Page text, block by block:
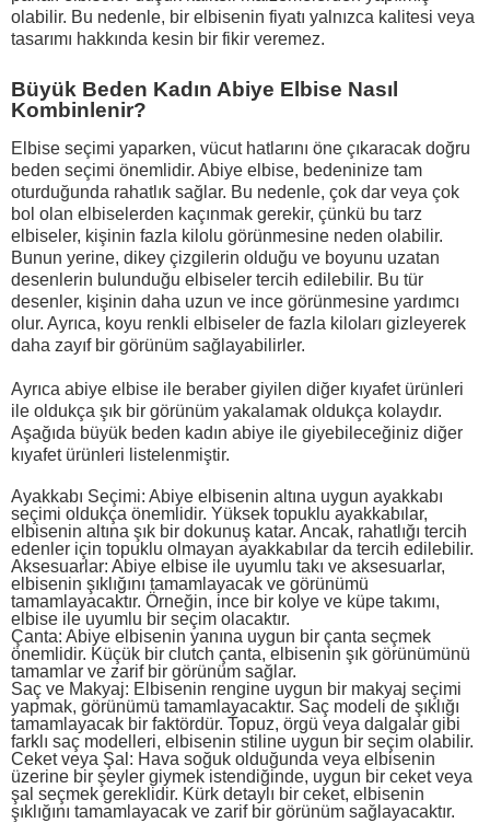
olabilir. Bu nedenle, bir elbisenin fiyatı yalnızca kalitesi veya
tasarımı hakkında kesin bir fikir veremez.
Büyük Beden Kadın Abiye Elbise Nasıl
Kombinlenir?
Elbise seçimi yaparken, vücut hatlarını öne çıkaracak doğru
beden seçimi önemlidir. Abiye elbise, bedeninize tam
oturduğunda rahatlık sağlar. Bu nedenle, çok dar veya çok
bol olan elbiselerden kaçınmak gerekir, çünkü bu tarz
elbiseler, kişinin fazla kilolu görünmesine neden olabilir.
Bunun yerine, dikey çizgilerin olduğu ve boyunu uzatan
desenlerin bulunduğu elbiseler tercih edilebilir. Bu tür
desenler, kişinin daha uzun ve ince görünmesine yardımcı
olur. Ayrıca, koyu renkli elbiseler de fazla kiloları gizleyerek
daha zayıf bir görünüm sağlayabilirler.
Ayrıca abiye elbise ile beraber giyilen diğer kıyafet ürünleri
ile oldukça şık bir görünüm yakalamak oldukça kolaydır.
Aşağıda büyük beden kadın abiye ile giyebileceğiniz diğer
kıyafet ürünleri listelenmiştir.
Ayakkabı Seçimi: Abiye elbisenin altına uygun ayakkabı
seçimi oldukça önemlidir. Yüksek topuklu ayakkabılar,
elbisenin altına şık bir dokunuş katar. Ancak, rahatlığı tercih
edenler için topuklu olmayan ayakkabılar da tercih edilebilir.
Aksesuarlar: Abiye elbise ile uyumlu takı ve aksesuarlar,
elbisenin şıklığını tamamlayacak ve görünümü
tamamlayacaktır. Örneğin, ince bir kolye ve küpe takımı,
elbise ile uyumlu bir seçim olacaktır.
Çanta: Abiye elbisenin yanına uygun bir çanta seçmek
önemlidir. Küçük bir clutch çanta, elbisenin şık görünümünü
tamamlar ve zarif bir görünüm sağlar.
Saç ve Makyaj: Elbisenin rengine uygun bir makyaj seçimi
yapmak, görünümü tamamlayacaktır. Saç modeli de şıklığı
tamamlayacak bir faktördür. Topuz, örgü veya dalgalar gibi
farklı saç modelleri, elbisenin stiline uygun bir seçim olabilir.
Ceket veya Şal: Hava soğuk olduğunda veya elbisenin
üzerine bir şeyler giymek istendiğinde, uygun bir ceket veya
şal seçmek gereklidir. Kürk detaylı bir ceket, elbisenin
şıklığını tamamlayacak ve zarif bir görünüm sağlayacaktır.